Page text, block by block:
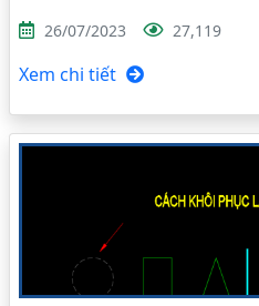
26/07/2023 27,119
Xem chi tiết